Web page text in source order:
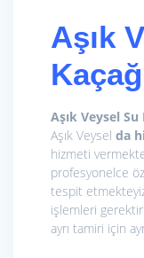
Aşık
Aşık Veysel Su
Aşık Veysel da
hizmeti
profesyonelce
tespit
işlemleri
ayrı tamiri için